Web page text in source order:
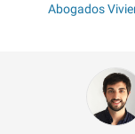
Abogados